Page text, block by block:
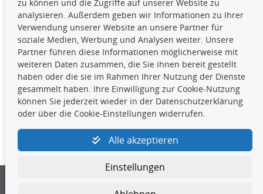
dürfen nicht kopiert werden. Es ist zu
unterlassen, die Daten oder die gesamte Datenbank ohne
vorherige Zustimmung TecDocs zu vervielfältigen, zu
verbreiten und/oder diese Handlungen durch Dritte ausführen
zu lassen. Ein Zuwiderhandeln stellt eine
Urheberrechtsverletzung dar und wird verfolgt.
Kontakt
kundenservice@4yourcar.de
zu können und die Zugriffe auf unserer Website zu
analysieren. Außerdem geben wir Informationen zu Ihrer
Verwendung unserer Website an unsere Partner für
soziale Medien, Werbung und Analysen weiter. Unsere
Partner führen diese Informationen möglicherweise mit
weiteren Daten zusammen, die Sie ihnen bereit gestellt
haben oder die sie im Rahmen Ihrer Nutzung der Dienste
gesammelt haben. Ihre Einwilligung zur Cookie-Nutzung
können Sie jederzeit wieder in der Datenschutzerklärung
oder über die Cookie-Einstellungen widerrufen.
Alle akzeptieren
Einstellungen